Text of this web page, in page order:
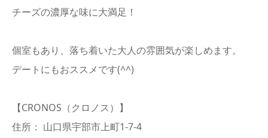
チーズの濃厚な味に大満足！
個室もあり、落ち着いた大人の雰囲気が楽しめます。
デートにもおススメです(^^)
【CRONOS（クロノス）】
住所： 山口県宇部市上町1-7-4